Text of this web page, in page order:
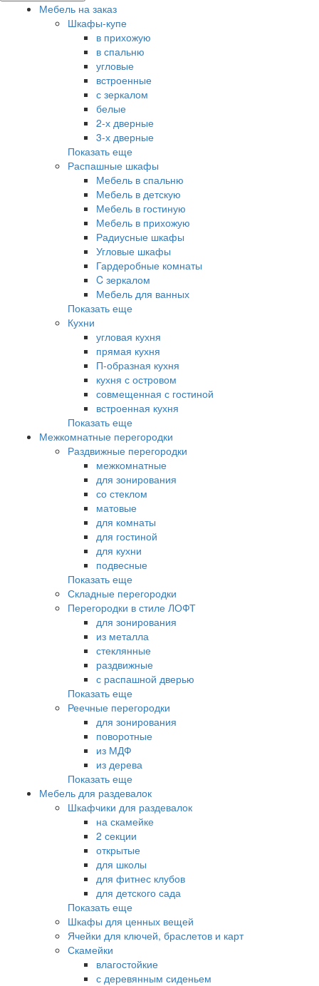
Мебель на заказ
Шкафы-купе
в прихожую
в спальню
угловые
встроенные
с зеркалом
белые
2-х дверные
3-х дверные
Показать еще
Распашные шкафы
Мебель в спальню
Мебель в детскую
Мебель в гостиную
Мебель в прихожую
Радиусные шкафы
Угловые шкафы
Гардеробные комнаты
C зеркалом
Мебель для ванных
Показать еще
Кухни
угловая кухня
прямая кухня
П-образная кухня
кухня с островом
совмещенная с гостиной
встроенная кухня
Показать еще
Межкомнатные перегородки
Раздвижные перегородки
межкомнатные
для зонирования
со стеклом
матовые
для комнаты
для гостиной
для кухни
подвесные
Показать еще
Складные перегородки
Перегородки в стиле ЛОФТ
для зонирования
из металла
стеклянные
раздвижные
с распашной дверью
Показать еще
Реечные перегородки
для зонирования
поворотные
из МДФ
из дерева
Показать еще
Мебель для раздевалок
Шкафчики для раздевалок
на скамейке
2 секции
открытые
для школы
для фитнес клубов
для детского сада
Показать еще
Шкафы для ценных вещей
Ячейки для ключей, браслетов и карт
Скамейки
влагостойкие
с деревянным сиденьем